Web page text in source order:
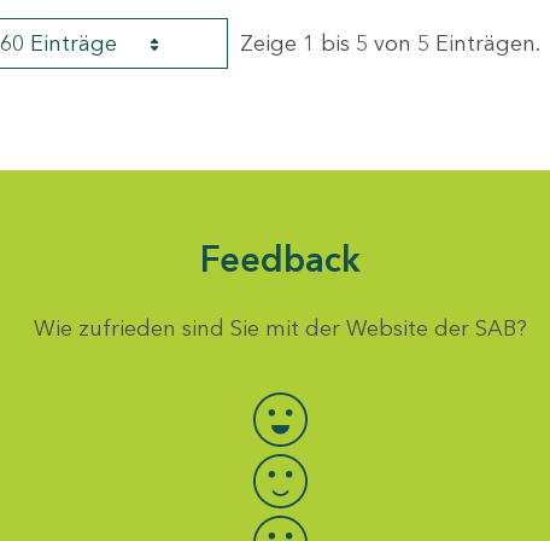
60 Einträge Zeige 1 bis 5 von 5 Einträgen.
Feedback
Wie zufrieden sind Sie mit der Website der SAB?
Bewertung auswählen